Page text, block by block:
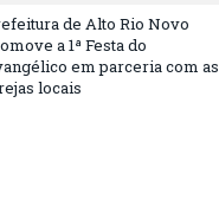
de Alto Rio Novo
a 1ª Festa do
em parceria com as
locais